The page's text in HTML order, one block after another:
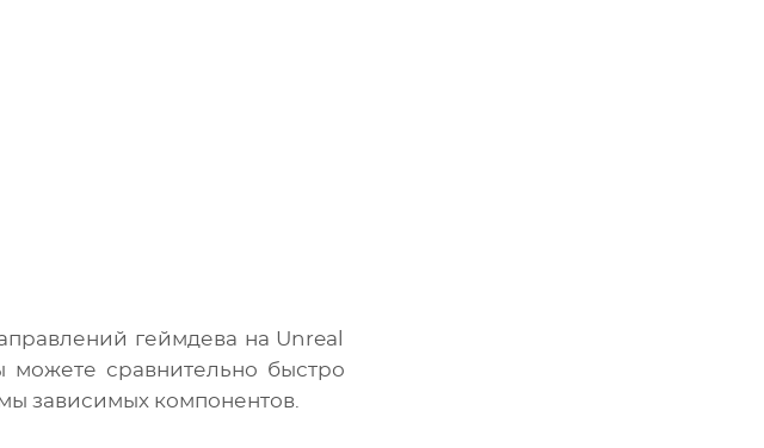
геймдева на Unreal
можете сравнительно быстро
зависимых компонентов.